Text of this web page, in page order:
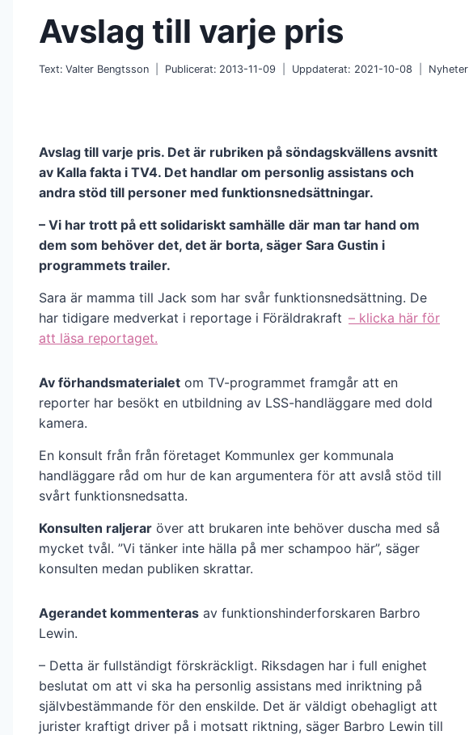
Avslag till varje pris
Text: Valter Bengtsson Publicerat: 2013-11-09 Uppdaterat: 2021-10-08 Nyheter
Avslag till varje pris. Det är rubriken på söndagskvällens avsnitt
av Kalla fakta i TV4. Det handlar om personlig assistans och
andra stöd till personer med funktionsnedsättningar.
– Vi har trott på ett solidariskt samhälle där man tar hand om
dem som behöver det, det är borta, säger Sara Gustin i
programmets trailer.
Sara är mamma till Jack som har svår funktionsnedsättning. De
har tidigare medverkat i reportage i Föräldrakraft – klicka här för
att läsa reportaget.
Av förhandsmaterialet om TV-programmet framgår att en
reporter har besökt en utbildning av LSS-handläggare med dold
kamera.
En konsult från från företaget Kommunlex ger kommunala
handläggare råd om hur de kan argumentera för att avslå stöd till
svårt funktionsnedsatta.
Konsulten raljerar över att brukaren inte behöver duscha med så
mycket tvål. ”Vi tänker inte hälla på mer schampoo här”, säger
konsulten medan publiken skrattar.
Agerandet kommenteras av funktionshinderforskaren Barbro
Lewin.
– Detta är fullständigt förskräckligt. Riksdagen har i full enighet
beslutat om att vi ska ha personlig assistans med inriktning på
självbestämmande för den enskilde. Det är väldigt obehagligt att
jurister kraftigt driver på i motsatt riktning, säger Barbro Lewin till